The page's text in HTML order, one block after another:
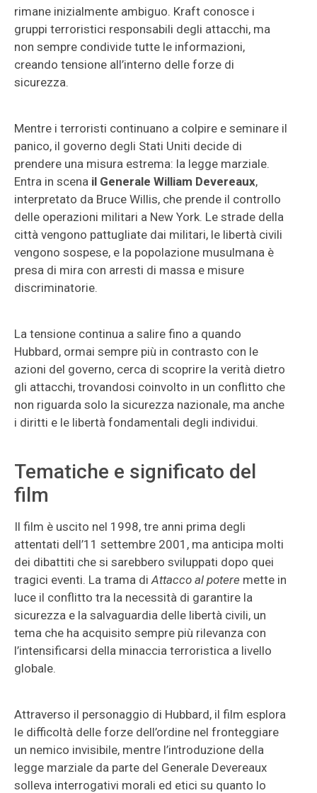
rimane inizialmente ambiguo. Kraft conosce i
gruppi terroristici responsabili degli attacchi, ma
non sempre condivide tutte le informazioni,
creando tensione all’interno delle forze di
sicurezza.
Mentre i terroristi continuano a colpire e seminare il
panico, il governo degli Stati Uniti decide di
prendere una misura estrema: la legge marziale.
Entra in scena il Generale William Devereaux,
interpretato da Bruce Willis, che prende il controllo
delle operazioni militari a New York. Le strade della
città vengono pattugliate dai militari, le libertà civili
vengono sospese, e la popolazione musulmana è
presa di mira con arresti di massa e misure
discriminatorie.
La tensione continua a salire fino a quando
Hubbard, ormai sempre più in contrasto con le
azioni del governo, cerca di scoprire la verità dietro
gli attacchi, trovandosi coinvolto in un conflitto che
non riguarda solo la sicurezza nazionale, ma anche
i diritti e le libertà fondamentali degli individui.
Tematiche e significato del
film
Il film è uscito nel 1998, tre anni prima degli
attentati dell’11 settembre 2001, ma anticipa molti
dei dibattiti che si sarebbero sviluppati dopo quei
tragici eventi. La trama diAttacco al potere mette in
luce il conflitto tra la necessità di garantire la
sicurezza e la salvaguardia delle libertà civili, un
tema che ha acquisito sempre più rilevanza con
l’intensificarsi della minaccia terroristica a livello
globale.
Attraverso il personaggio di Hubbard, il film esplora
le difficoltà delle forze dell’ordine nel fronteggiare
un nemico invisibile, mentre l’introduzione della
legge marziale da parte del Generale Devereaux
solleva interrogativi morali ed etici su quanto lo